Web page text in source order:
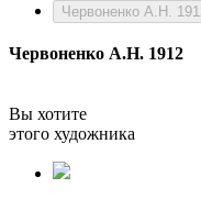
Червоненко А.Н.
Червоненко А.Н. 1912
Вы хотите
этого художника